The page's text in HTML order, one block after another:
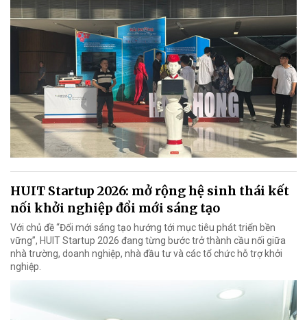
HUIT Startup 2026: mở rộng hệ sinh thái kết
nối khởi nghiệp đổi mới sáng tạo
Với chủ đề “Đổi mới sáng tạo hướng tới mục tiêu phát triển bền
vững”, HUIT Startup 2026 đang từng bước trở thành cầu nối giữa
nhà trường, doanh nghiệp, nhà đầu tư và các tổ chức hỗ trợ khởi
nghiệp.